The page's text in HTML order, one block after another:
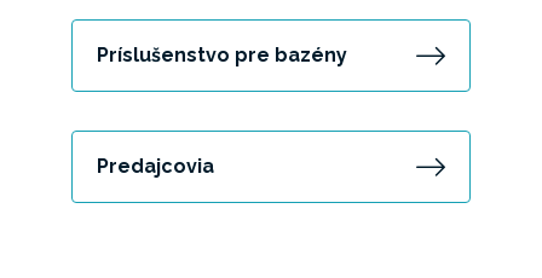
Príslušenstvo pre bazény
Predajcovia